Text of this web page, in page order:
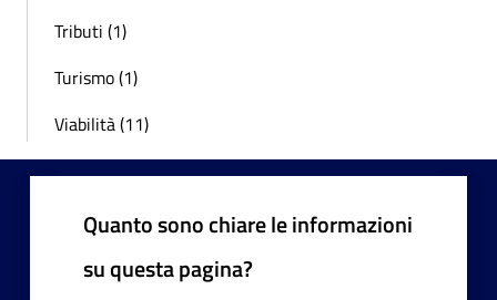
Tributi (1)
Turismo (1)
Viabilità (11)
Quanto sono chiare le informazioni
su questa pagina?